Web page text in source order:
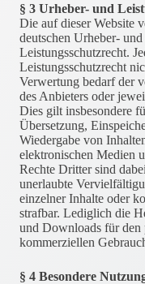
§ 3 Urheber- und
Die auf dieser Website
deutschen Urheber- und
Leistungsschutzrecht.
Leistungsschutzrecht
Verwertung bedarf der
des Anbieters oder
Dies gilt insbesondere
Übersetzung,
Wiedergabe von
elektronischen Medien
Rechte Dritter sind
unerlaubte
einzelner Inhalte oder
strafbar. Lediglich die
und Downloads für den
kommerziellen
§ 4 Besondere